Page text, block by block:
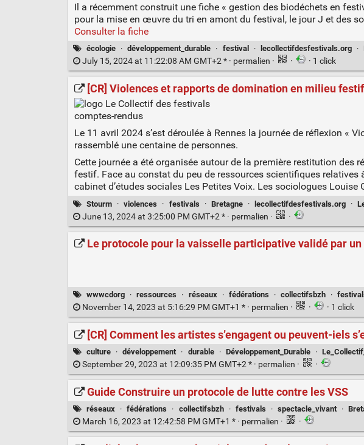
Il a récemment construit une fiche « gestion des biodéchets en
pour la mise en œuvre du tri en amont du festival, le jour J et des
Consulter la fiche
écologie · développement_durable · festival · lecollectifdesfestivals.org ·
July 15, 2024 at 11:22:08 AM GMT+2 * · permalien · · · 1 click
[CR] Violences et rapports de domination en milieu
comptes-rendus
Le 11 avril 2024 s’est déroulée à Rennes la journée de réflexion «
rassemblé une centaine de personnes.
Cette journée a été organisée autour de la première restitution des
festif. Face au constat du peu de ressources scientifiques
cabinet d’études sociales Les Petites Voix. Les sociologues
Stourm · violences · festivals · Bretagne · lecollectifdesfestivals.org ·
June 13, 2024 at 3:25:00 PM GMT+2 * · permalien · ·
Le protocole pour la vaisselle participative validé par
wwwcdorg · ressources · réseaux · fédérations · collectifsbzh ·
November 14, 2023 at 5:16:29 PM GMT+1 * · permalien · · · 1 click
[CR] Comment les artistes s’engagent ou peuvent-iels
culture · développement · durable · Développement_Durable ·
September 29, 2023 at 12:09:35 PM GMT+2 * · permalien · ·
Guide Construire un protocole de lutte contre les VSS
réseaux · fédérations · collectifsbzh · festivals · spectacle_vivant ·
March 16, 2023 at 12:42:58 PM GMT+1 * · permalien · ·